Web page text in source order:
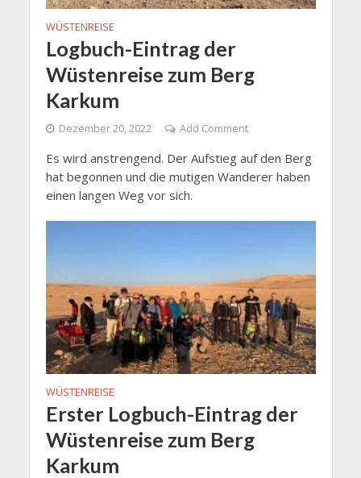
WÜSTENREISE
Logbuch-Eintrag der
Wüstenreise zum Berg
Karkum
Dezember 20, 2022 Add Comment
Es wird anstrengend. Der Aufstieg auf den Berg
hat begonnen und die mutigen Wanderer haben
einen langen Weg vor sich.
WÜSTENREISE
Erster Logbuch-Eintrag der
Wüstenreise zum Berg
Karkum